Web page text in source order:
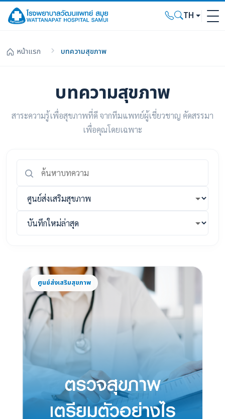
TH
หน้าแรก บทความสุขภาพ
บทความสุขภาพ
สาระความรู้เพื่อสุขภาพที่ดี จากทีมแพทย์ผู้เชี่ยวชาญ คัดสรรมา
เพื่อคุณโดยเฉพาะ
ศูนย์ส่งเสริมสุขภาพ